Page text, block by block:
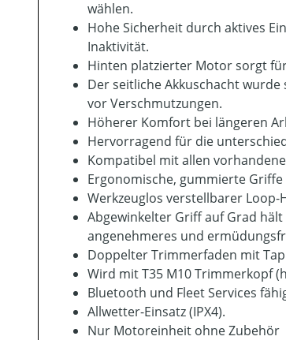
wählen.
Hohe Sicherheit durch aktives
Inaktivität.
Hinten platzierter Motor sorgt
Der seitliche Akkuschacht
vor Verschmutzungen.
Höherer Komfort bei längeren
Hervorragend für die
Kompatibel mit allen
Ergonomische, gummierte
Werkzeuglos verstellbarer Loop-
Abgewinkelter Griff auf Grad
angenehmeres und
Doppelter Trimmerfaden mit
Wird mit T35 M10 Trimmerkopf
Bluetooth und Fleet Services
Allwetter-Einsatz (IPX4).
Nur Motoreinheit ohne Zubehör